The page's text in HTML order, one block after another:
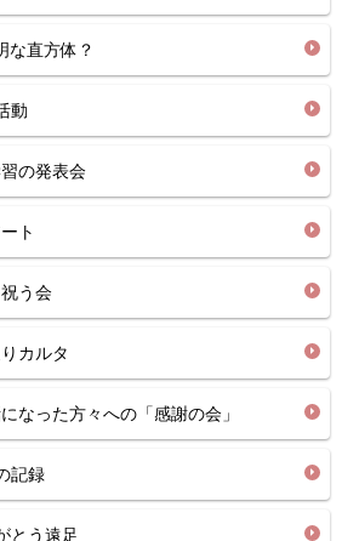
直方体？
動
の発表会
ト
う会
カルタ
なった方々への「感謝の会」
記録
とう遠足